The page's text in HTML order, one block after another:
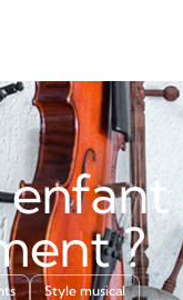
?
Style musical